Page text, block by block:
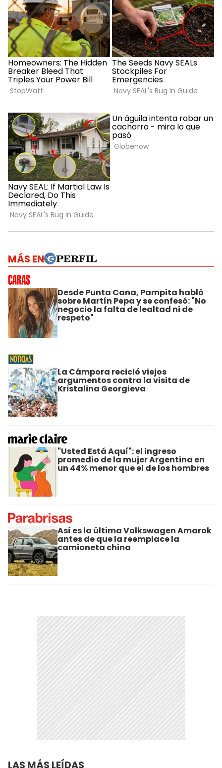
MÁS EN
Desde Punta Cana, Pampita habló
sobre Martín Pepa y se confesó: "No
negocio la falta de lealtad ni de
respeto"
La Cámpora recicló viejos
argumentos contra la visita de
Kristalina Georgieva
"Usted Está Aquí": el ingreso
promedio de la mujer Argentina en
un 44% menor que el de los hombres
Así es la última Volkswagen Amarok
antes de que la reemplace la
camioneta china
LAS MÁS LEÍDAS